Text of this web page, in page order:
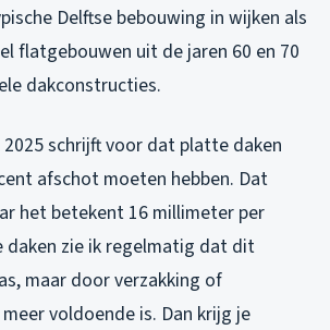
Delftse bebouwing in wijken als
flatgebouwen uit de jaren 60 en 70
dakconstructies.
schrijft voor dat platte daken
afschot moeten hebben. Dat
het betekent 16 millimeter per
daken zie ik regelmatig dat dit
maar door verzakking of
voldoende is. Dan krijg je